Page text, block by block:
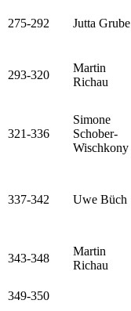
275-292 Jutta Grube
293-320
Martin
Richau
321-336
Simone
Schober-
Wischkony
337-342 Uwe Büch
343-348
Martin
Richau
349-350